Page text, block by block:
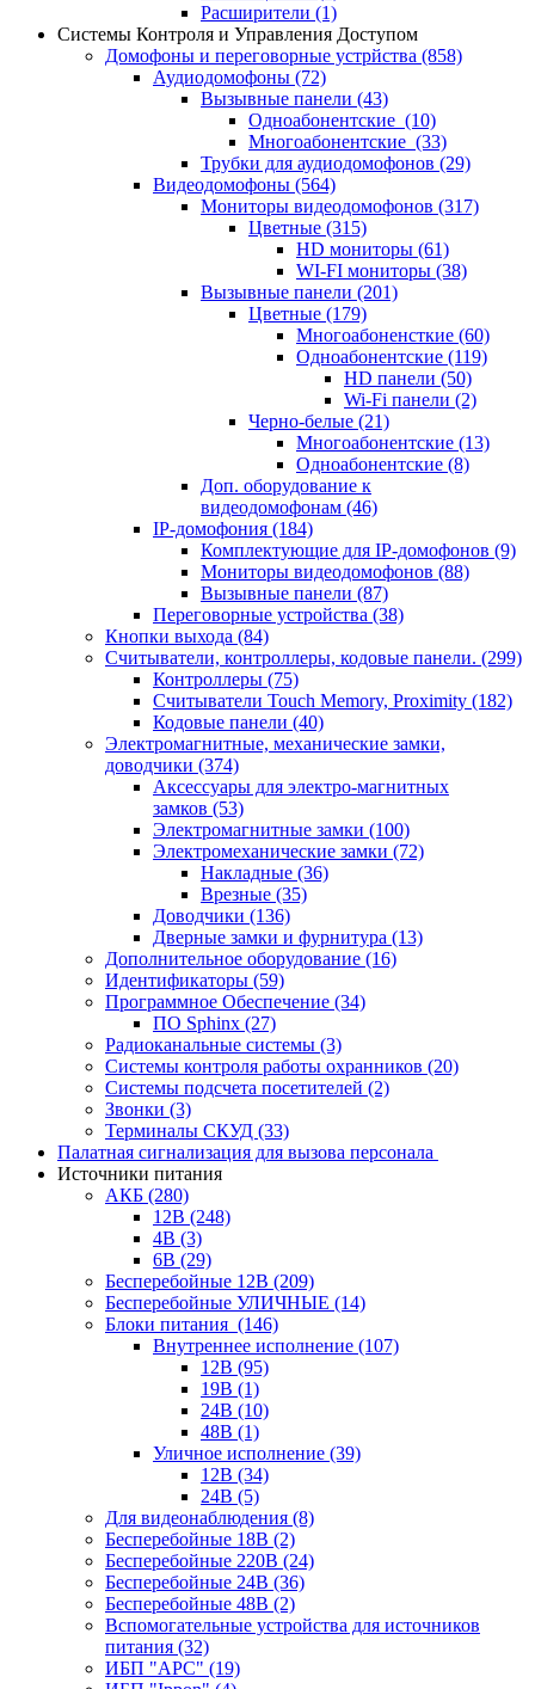
Расширители (1)
Системы Контроля и Управления Доступом
Домофоны и переговорные устрйства (858)
Аудиодомофоны (72)
Вызывные панели (43)
Одноабонентские (10)
Многоабонентские (33)
Трубки для аудиодомофонов (29)
Видеодомофоны (564)
Мониторы видеодомофонов (317)
Цветные (315)
HD мониторы (61)
WI-FI мониторы (38)
Вызывные панели (201)
Цветные (179)
Многоабоненсткие (60)
Одноабонентские (119)
HD панели (50)
Wi-Fi панели (2)
Черно-белые (21)
Многоабонентские (13)
Одноабонентские (8)
Доп. оборудование к
видеодомофонам (46)
IP-домофония (184)
Комплектующие для IP-домофонов (9)
Мониторы видеодомофонов (88)
Вызывные панели (87)
Переговорные устройства (38)
Кнопки выхода (84)
Считыватели, контроллеры, кодовые панели. (299)
Контроллеры (75)
Считыватели Touch Memory, Proximity (182)
Кодовые панели (40)
Электромагнитные, механические замки,
доводчики (374)
Аксессуары для электро-магнитных
замков (53)
Электромагнитные замки (100)
Электромеханические замки (72)
Накладные (36)
Врезные (35)
Доводчики (136)
Дверные замки и фурнитура (13)
Дополнительное оборудование (16)
Идентификаторы (59)
Программное Обеспечение (34)
ПО Sphinx (27)
Радиоканальные системы (3)
Системы контроля работы охранников (20)
Системы подсчета посетителей (2)
Звонки (3)
Терминалы СКУД (33)
Палатная сигнализация для вызова персонала
Источники питания
АКБ (280)
12В (248)
4В (3)
6В (29)
Бесперебойные 12В (209)
Бесперебойные УЛИЧНЫЕ (14)
Блоки питания (146)
Внутреннее исполнение (107)
12В (95)
19В (1)
24В (10)
48В (1)
Уличное исполнение (39)
12В (34)
24В (5)
Для видеонаблюдения (8)
Бесперебойные 18В (2)
Бесперебойные 220В (24)
Бесперебойные 24В (36)
Бесперебойные 48В (2)
Вспомогательные устройства для источников
питания (32)
ИБП "APC" (19)